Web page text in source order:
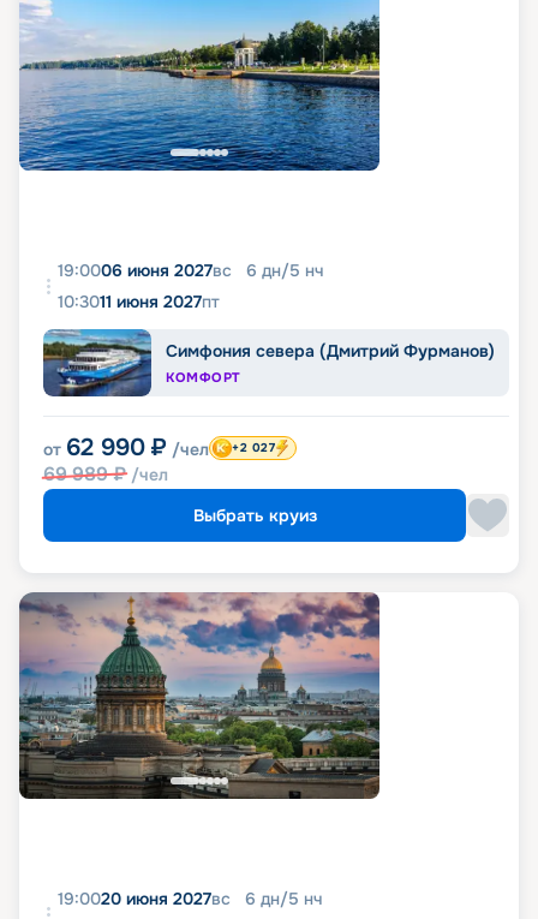
19:0006 июня 2027вс 6 дн/5 нч
10:3011 июня 2027пт
Симфония севера (Дмитрий Фурманов)
КОМФОРТ
от 62 990 ₽ /чел
69 989₽ /чел
+2 027
Выбрать круиз
19:0020 июня 2027вс 6 дн/5 нч